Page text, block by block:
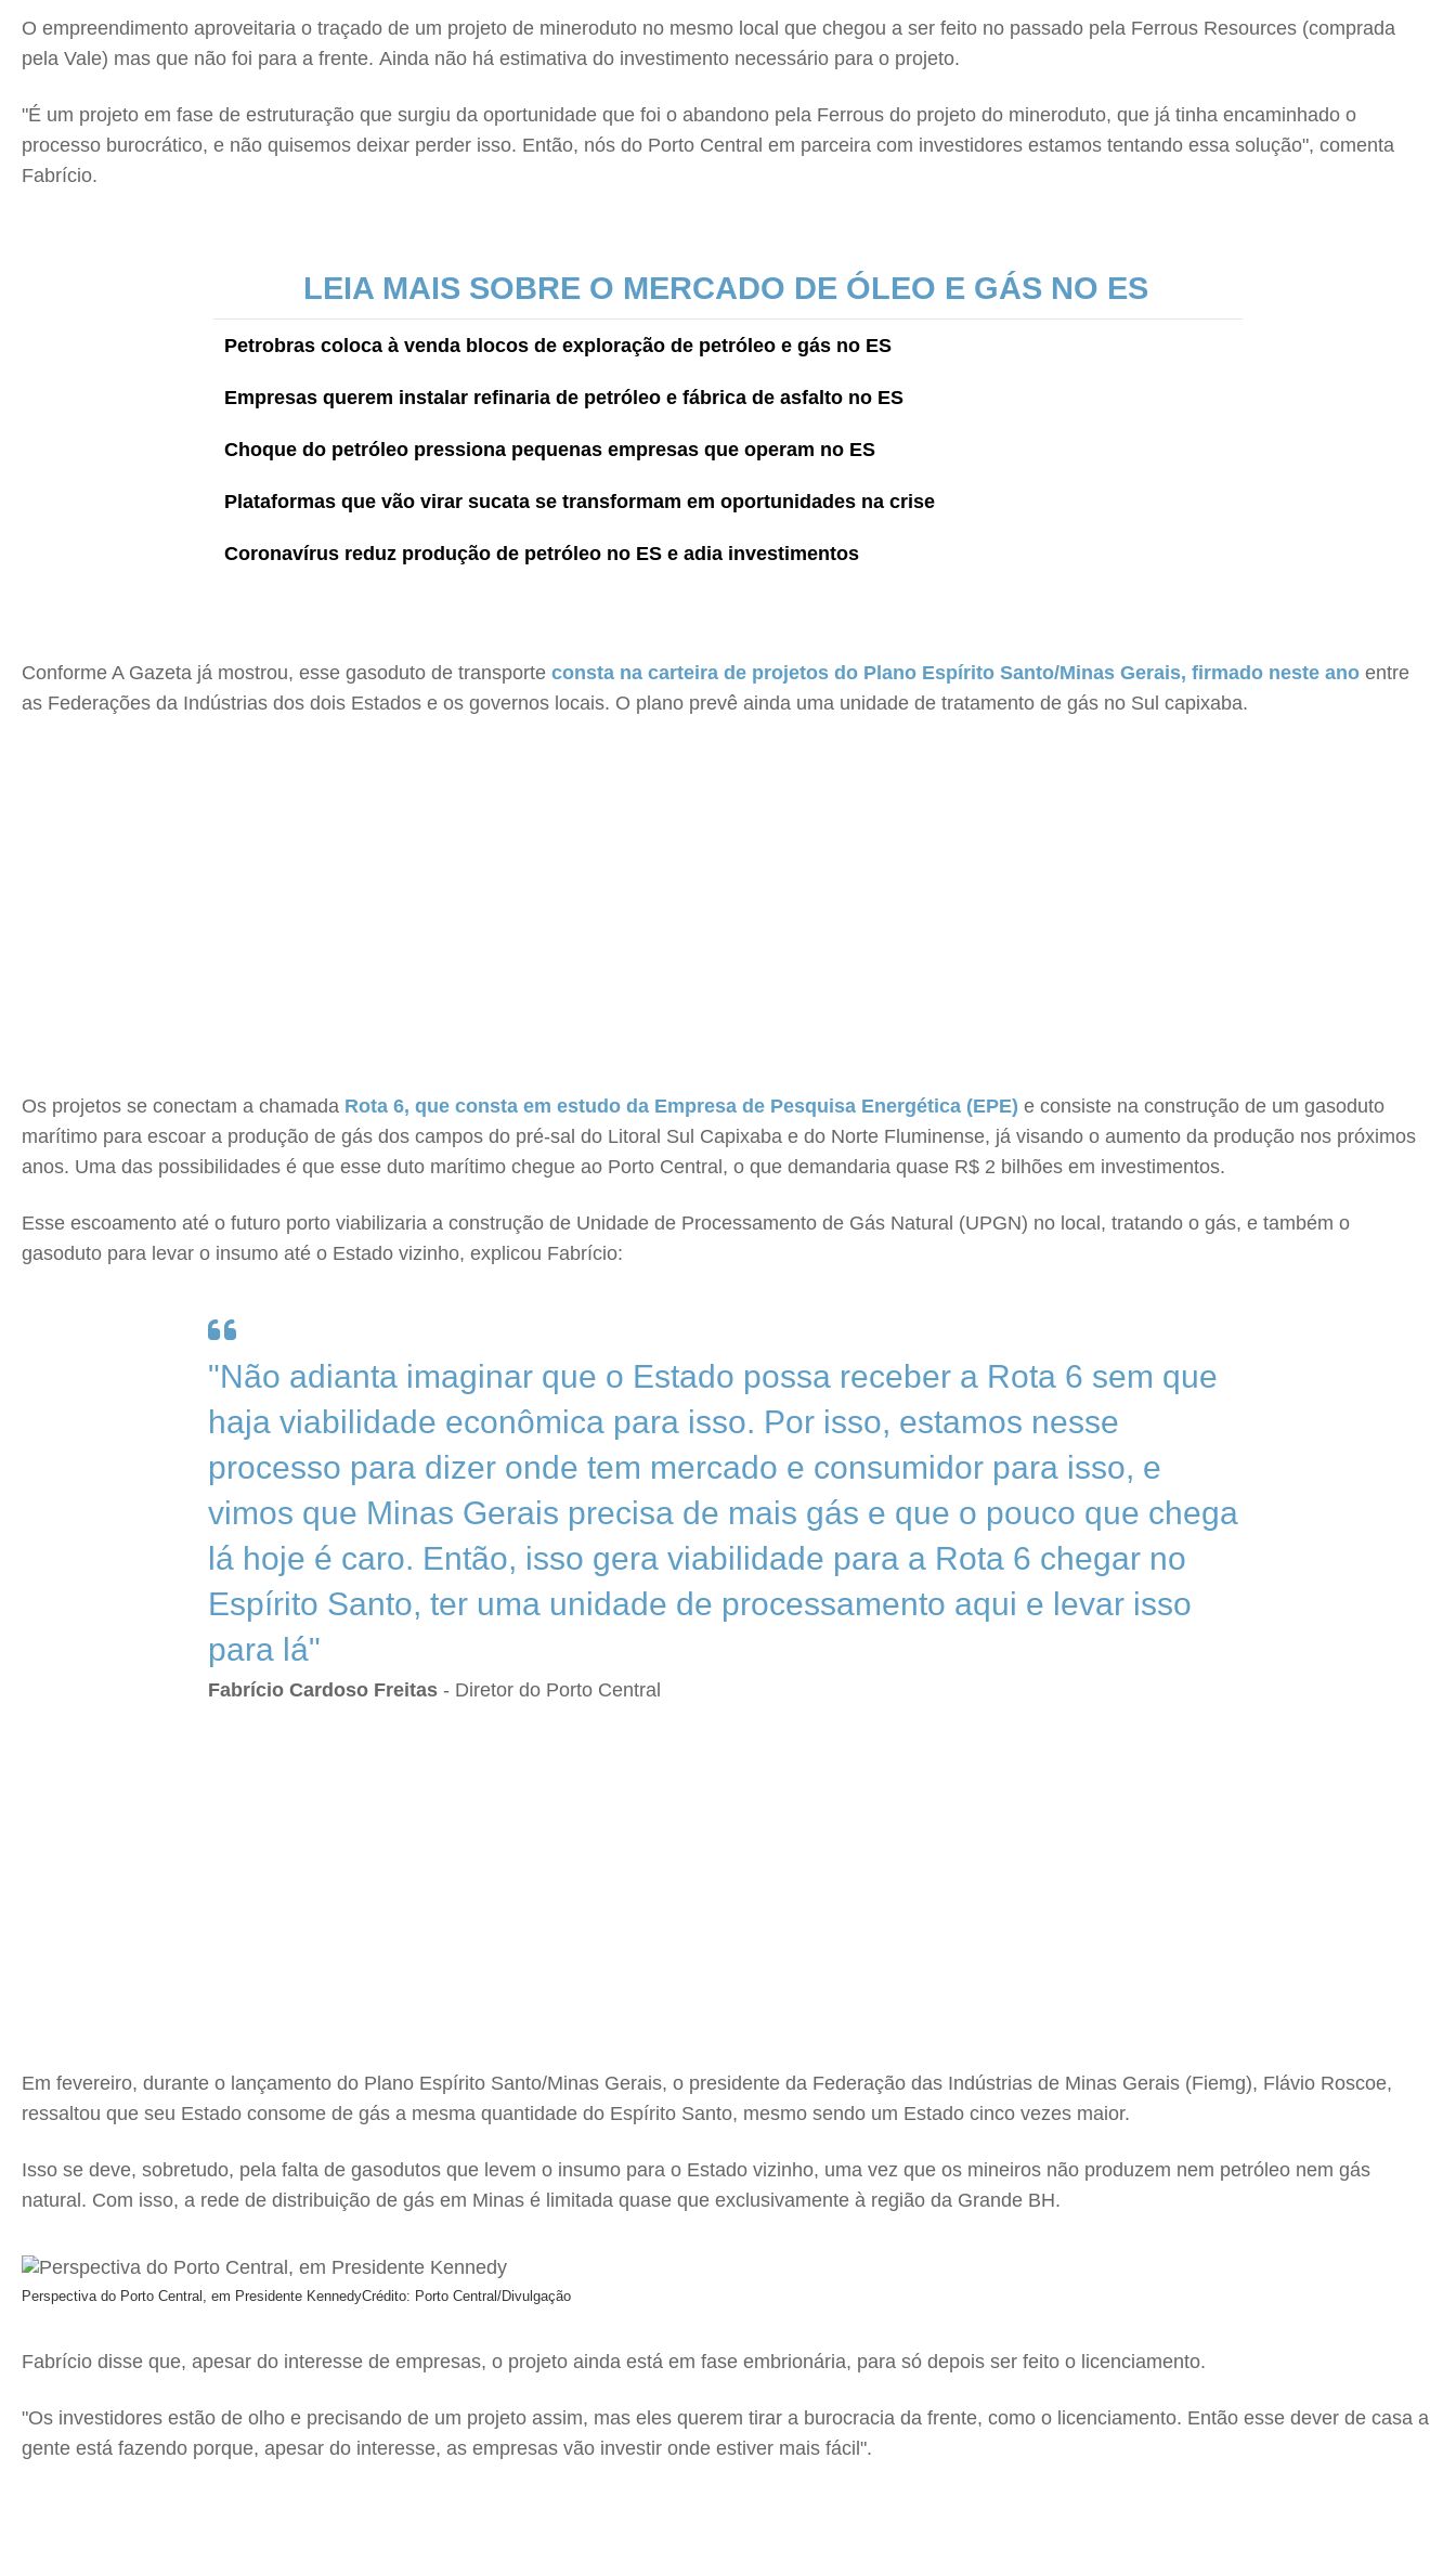
O empreendimento aproveitaria o traçado de um projeto de mineroduto no mesmo local que chegou a ser feito no passado pela Ferrous Resources (comprada
pela Vale) mas que não foi para a frente. Ainda não há estimativa do investimento necessário para o projeto.
"É um projeto em fase de estruturação que surgiu da oportunidade que foi o abandono pela Ferrous do projeto do mineroduto, que já tinha encaminhado o
processo burocrático, e não quisemos deixar perder isso. Então, nós do Porto Central em parceira com investidores estamos tentando essa solução", comenta
Fabrício.
LEIA MAIS SOBRE O MERCADO DE ÓLEO E GÁS NO ES
Petrobras coloca à venda blocos de exploração de petróleo e gás no ES
Empresas querem instalar refinaria de petróleo e fábrica de asfalto no ES
Choque do petróleo pressiona pequenas empresas que operam no ES
Plataformas que vão virar sucata se transformam em oportunidades na crise
Coronavírus reduz produção de petróleo no ES e adia investimentos
Conforme A Gazeta já mostrou, esse gasoduto de transporte consta na carteira de projetos do Plano Espírito Santo/Minas Gerais, firmado neste ano entre
as Federações da Indústrias dos dois Estados e os governos locais. O plano prevê ainda uma unidade de tratamento de gás no Sul capixaba.
Os projetos se conectam a chamada Rota 6, que consta em estudo da Empresa de Pesquisa Energética (EPE) e consiste na construção de um gasoduto
marítimo para escoar a produção de gás dos campos do pré-sal do Litoral Sul Capixaba e do Norte Fluminense, já visando o aumento da produção nos próximos
anos. Uma das possibilidades é que esse duto marítimo chegue ao Porto Central, o que demandaria quase R$ 2 bilhões em investimentos.
Esse escoamento até o futuro porto viabilizaria a construção de Unidade de Processamento de Gás Natural (UPGN) no local, tratando o gás, e também o
gasoduto para levar o insumo até o Estado vizinho, explicou Fabrício:
"Não adianta imaginar que o Estado possa receber a Rota 6 sem que
haja viabilidade econômica para isso. Por isso, estamos nesse
processo para dizer onde tem mercado e consumidor para isso, e
vimos que Minas Gerais precisa de mais gás e que o pouco que chega
lá hoje é caro. Então, isso gera viabilidade para a Rota 6 chegar no
Espírito Santo, ter uma unidade de processamento aqui e levar isso
para lá"
Fabrício Cardoso Freitas - Diretor do Porto Central
Em fevereiro, durante o lançamento do Plano Espírito Santo/Minas Gerais, o presidente da Federação das Indústrias de Minas Gerais (Fiemg), Flávio Roscoe,
ressaltou que seu Estado consome de gás a mesma quantidade do Espírito Santo, mesmo sendo um Estado cinco vezes maior.
Isso se deve, sobretudo, pela falta de gasodutos que levem o insumo para o Estado vizinho, uma vez que os mineiros não produzem nem petróleo nem gás
natural. Com isso, a rede de distribuição de gás em Minas é limitada quase que exclusivamente à região da Grande BH.
Perspectiva do Porto Central, em Presidente KennedyCrédito: Porto Central/Divulgação
Fabrício disse que, apesar do interesse de empresas, o projeto ainda está em fase embrionária, para só depois ser feito o licenciamento.
"Os investidores estão de olho e precisando de um projeto assim, mas eles querem tirar a burocracia da frente, como o licenciamento. Então esse dever de casa a
gente está fazendo porque, apesar do interesse, as empresas vão investir onde estiver mais fácil".